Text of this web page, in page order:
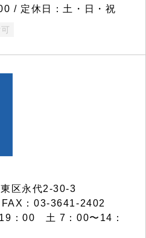
/ 定休日：土・日・祝
区永代2-30-3
：03-3641-2402
：00 土 7：00〜14：